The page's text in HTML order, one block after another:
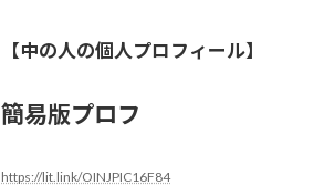
【中の人の個人プロフィール】
簡易版プロフ
https://lit.link/OINJPIC16F84